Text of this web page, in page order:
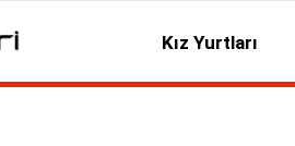
Kız Yurtları